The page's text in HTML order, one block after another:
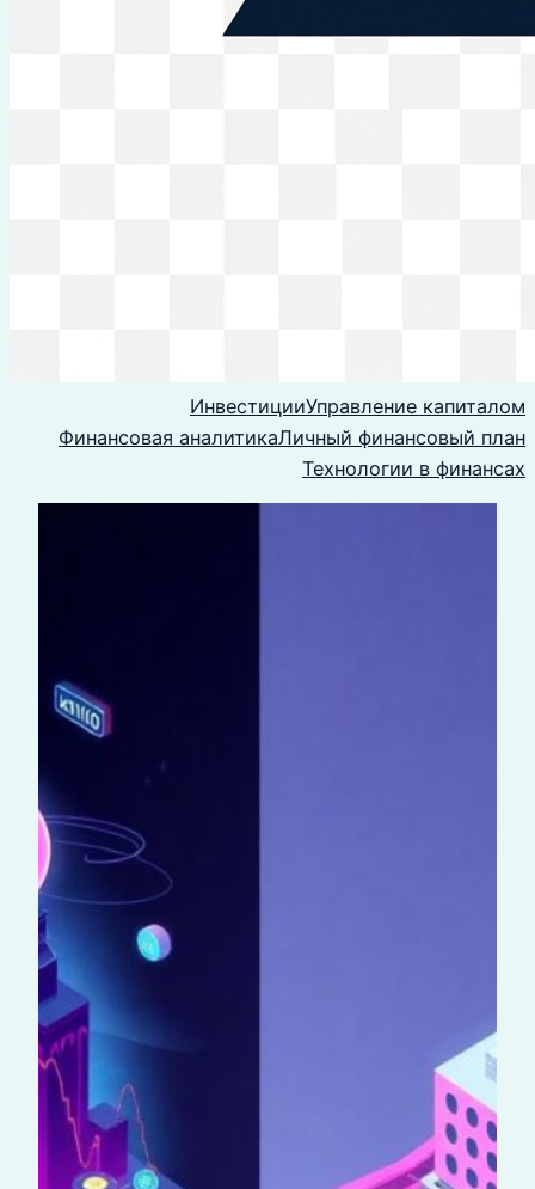
ИнвестицииУправление капиталом
Финансовая аналитикаЛичный финансовый план
Технологии в финансах